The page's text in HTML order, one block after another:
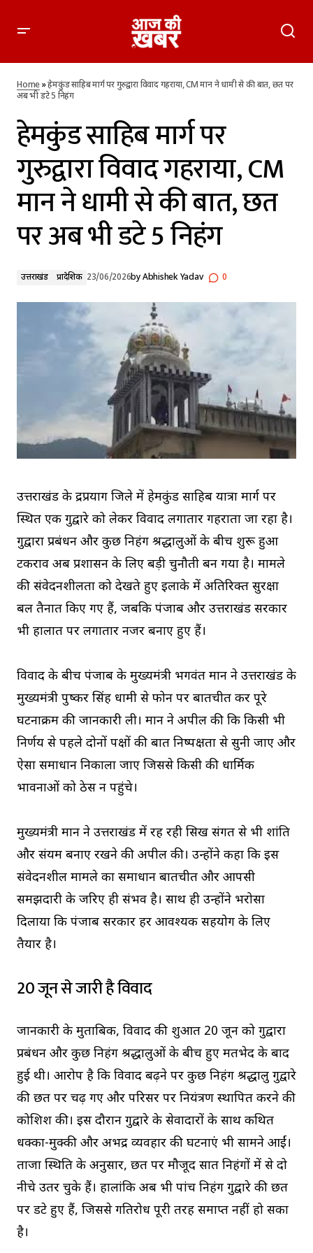
बात, छत पर अब भी डटे 5 निहंग
Home»हेमकुंड साहिब मार्ग पर गुरुद्वारा विवाद गहराया, CM मान ने धामी से की बात, छत पर
अब भी डटे 5 निहंग
हेमकुंड साहिब मार्ग पर
गुरुद्वारा विवाद गहराया, CM
मान ने धामी से की बात, छत
पर अब भी डटे 5 निहंग
उत्तराखंड प्रादेशिक 23/06/2026byAbhishek Yadav 0
उत्तराखंड के रुद्रप्रयाग जिले में हेमकुंड साहिब यात्रा मार्ग पर
स्थित एक गुरुद्वारे को लेकर विवाद लगातार गहराता जा रहा है।
गुरुद्वारा प्रबंधन और कुछ निहंग श्रद्धालुओं के बीच शुरू हुआ
टकराव अब प्रशासन के लिए बड़ी चुनौती बन गया है। मामले
की संवेदनशीलता को देखते हुए इलाके में अतिरिक्त सुरक्षा
बल तैनात किए गए हैं, जबकि पंजाब और उत्तराखंड सरकार
भी हालात पर लगातार नजर बनाए हुए हैं।
विवाद के बीच पंजाब के मुख्यमंत्री भगवंत मान ने उत्तराखंड के
मुख्यमंत्री पुष्कर सिंह धामी से फोन पर बातचीत कर पूरे
घटनाक्रम की जानकारी ली। मान ने अपील की कि किसी भी
निर्णय से पहले दोनों पक्षों की बात निष्पक्षता से सुनी जाए और
ऐसा समाधान निकाला जाए जिससे किसी की धार्मिक
भावनाओं को ठेस न पहुंचे।
मुख्यमंत्री मान ने उत्तराखंड में रह रही सिख संगत से भी शांति
और संयम बनाए रखने की अपील की। उन्होंने कहा कि इस
संवेदनशील मामले का समाधान बातचीत और आपसी
समझदारी के जरिए ही संभव है। साथ ही उन्होंने भरोसा
दिलाया कि पंजाब सरकार हर आवश्यक सहयोग के लिए
तैयार है।
20 जून से जारी है विवाद
जानकारी के मुताबिक, विवाद की शुरुआत 20 जून को गुरुद्वारा
प्रबंधन और कुछ निहंग श्रद्धालुओं के बीच हुए मतभेद के बाद
हुई थी। आरोप है कि विवाद बढ़ने पर कुछ निहंग श्रद्धालु गुरुद्वारे
की छत पर चढ़ गए और परिसर पर नियंत्रण स्थापित करने की
कोशिश की। इस दौरान गुरुद्वारे के सेवादारों के साथ कथित
धक्का-मुक्की और अभद्र व्यवहार की घटनाएं भी सामने आईं।
ताजा स्थिति के अनुसार, छत पर मौजूद सात निहंगों में से दो
नीचे उतर चुके हैं। हालांकि अब भी पांच निहंग गुरुद्वारे की छत
पर डटे हुए हैं, जिससे गतिरोध पूरी तरह समाप्त नहीं हो सका
है।